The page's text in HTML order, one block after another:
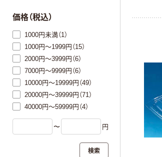
価格（税込）
1000円未満（1）
1000円～1999円（15）
2000円～3999円（6）
7000円～9999円（6）
10000円～19999円（49）
20000円～39999円（71）
40000円～59999円（4）
〜 円
検索